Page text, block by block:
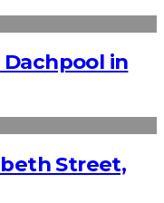
in
Street,